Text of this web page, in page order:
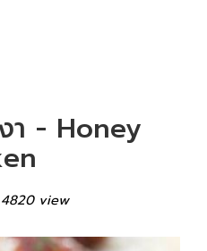
า - Honey
4820 view